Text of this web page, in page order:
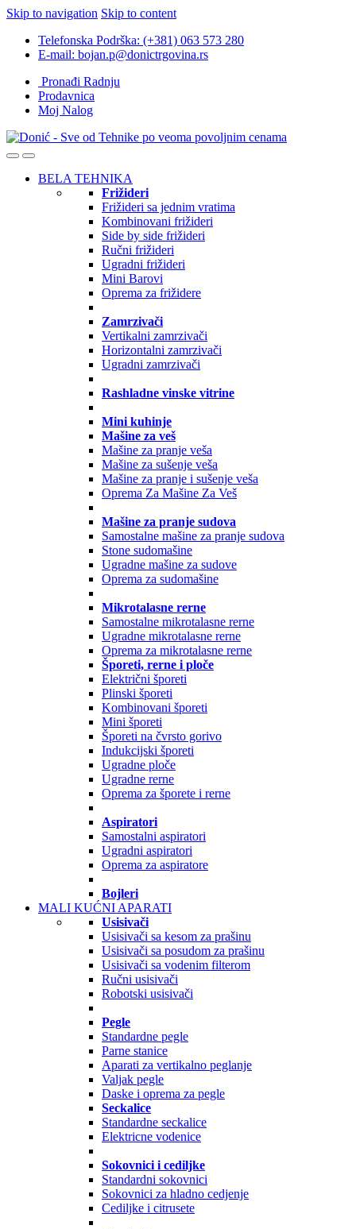
Skip to navigation Skip to content
Telefonska Podrška: (+381) 063 573 280
E-mail: bojan.p@donictrgovina.rs
Pronađi Radnju
Prodavnica
Moj Nalog
BELA TEHNIKA
Frižideri
Frižideri sa jednim vratima
Kombinovani frižideri
Side by side frižideri
Ručni frižideri
Ugradni frižideri
Mini Barovi
Oprema za frižidere
Zamrzivači
Vertikalni zamrzivači
Horizontalni zamrzivači
Ugradni zamrzivači
Rashladne vinske vitrine
Mini kuhinje
Mašine za veš
Mašine za pranje veša
Mašine za sušenje veša
Mašine za pranje i sušenje veša
Oprema Za Mašine Za Veš
Mašine za pranje sudova
Samostalne mašine za pranje sudova
Stone sudomašine
Ugradne mašine za sudove
Oprema za sudomašine
Mikrotalasne rerne
Samostalne mikrotalasne rerne
Ugradne mikrotalasne rerne
Oprema za mikrotalasne rerne
Šporeti, rerne i ploče
Električni šporeti
Plinski šporeti
Kombinovani šporeti
Mini šporeti
Šporeti na čvrsto gorivo
Indukcijski šporeti
Ugradne ploče
Ugradne rerne
Oprema za šporete i rerne
Aspiratori
Samostalni aspiratori
Ugradni aspiratori
Oprema za aspiratore
Bojleri
MALI KUĆNI APARATI
Usisivači
Usisivači sa kesom za prašinu
Usisivači sa posudom za prašinu
Usisivači sa vodenim filterom
Ručni usisivači
Robotski usisivači
Pegle
Standardne pegle
Parne stanice
Aparati za vertikalno peglanje
Valjak pegle
Daske i oprema za pegle
Seckalice
Standardne seckalice
Elektricne vodenice
Sokovnici i cediljke
Standardni sokovnici
Sokovnici za hladno cedjenje
Cediljke i citrusete